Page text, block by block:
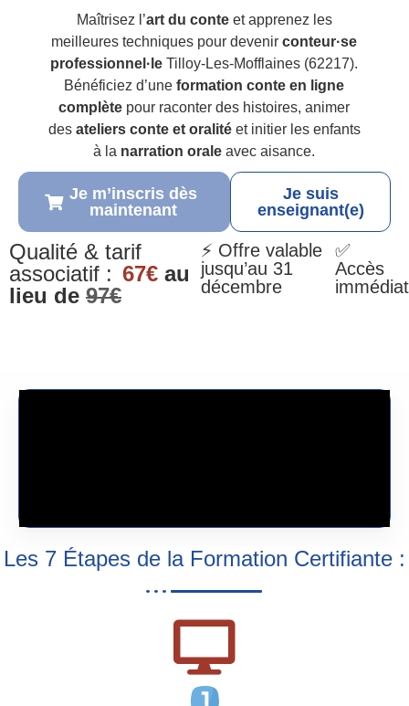
Maîtrisez l’art du conteet apprenez les
meilleures techniques pour devenirconteur·se
professionnel·le Tilloy-Les-Mofflaines (62217).
Bénéficiez d’uneformation conte en ligne
complète pour raconter des histoires, animer
des ateliers conte et oralitéet initier les enfants
à la narration orale avec aisance.
Je m’inscris dès
maintenant
Je suis
enseignant(e)
Qualité & tarif
associatif : 67€ au
lieu de 97€
⚡ Offre valable
jusqu’au 31
décembre
✅
Accès
immédiat
Les 7 Étapes de la Formation Certifiante :